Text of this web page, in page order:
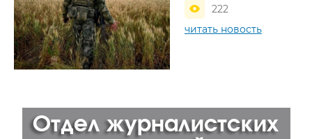
222
читать новость